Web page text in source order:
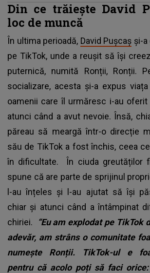
Din ce trăiește David
loc de muncă
În ultima perioadă, David Pușcaș și-
pe TikTok, unde a reușit să își
puternică, numită Ronții, Ronții.
socializare, acesta și-a expus
oamenii care îl urmăresc i-au
atunci când a avut nevoie. Însă,
păreau să meargă într-o direcție
său de TikTok a fost închis, ceea
în dificultate. În ciuda greutăților
spune că are parte de sprijinul
l-au înțeles și l-au ajutat să își
chiar și atunci când a întâmpinat
chiriei.
“Eu am explodat pe TikTok
adevăr, am strâns o comunitate
numește Ronții. TikTok-ul e
pentru că acolo poți să faci